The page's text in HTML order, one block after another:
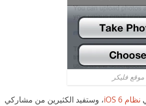
فليكر
نظام iOS 6
، وستفيد الكثيرين من مشاركي